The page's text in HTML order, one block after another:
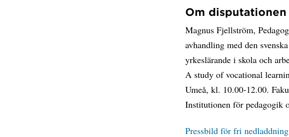
Om disputationen
Magnus Fjellström,
avhandling med den
yrkeslärande i skola och
A study of vocational
Umeå, kl. 10.00-12.00.
Institutionen för pedagogik
Pressbild för fri